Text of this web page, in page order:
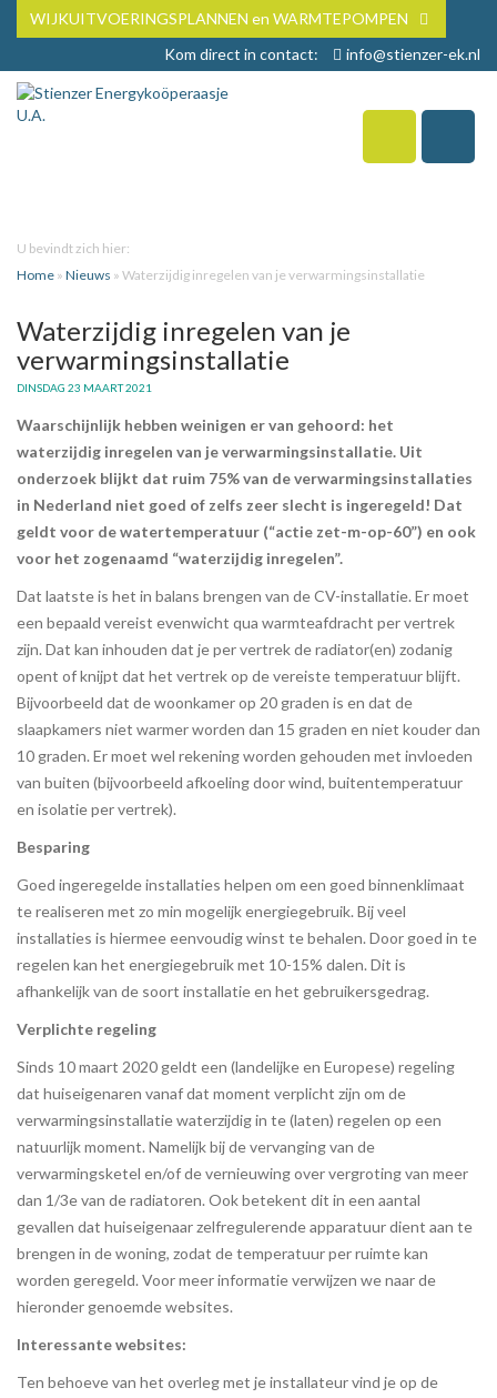
WIJKUITVOERINGSPLANNEN en WARMTEPOMPEN
Kom direct in contact:
info@stienzer-ek.nl
U bevindt zich hier:
Home » Nieuws » Waterzijdig inregelen van je verwarmingsinstallatie
Waterzijdig inregelen van je
verwarmingsinstallatie
DINSDAG 23 MAART 2021
Waarschijnlijk hebben weinigen er van gehoord: het
waterzijdig inregelen van je verwarmingsinstallatie. Uit
onderzoek blijkt dat ruim 75% van de verwarmingsinstallaties
in Nederland niet goed of zelfs zeer slecht is ingeregeld! Dat
geldt voor de watertemperatuur (“actie zet-m-op-60”) en ook
voor het zogenaamd “waterzijdig inregelen”.
Dat laatste is het in balans brengen van de CV-installatie. Er moet
een bepaald vereist evenwicht qua warmteafdracht per vertrek
zijn. Dat kan inhouden dat je per vertrek de radiator(en) zodanig
opent of knijpt dat het vertrek op de vereiste temperatuur blijft.
Bijvoorbeeld dat de woonkamer op 20 graden is en dat de
slaapkamers niet warmer worden dan 15 graden en niet kouder dan
10 graden. Er moet wel rekening worden gehouden met invloeden
van buiten (bijvoorbeeld afkoeling door wind, buitentemperatuur
en isolatie per vertrek).
Besparing
Goed ingeregelde installaties helpen om een goed binnenklimaat
te realiseren met zo min mogelijk energiegebruik. Bij veel
installaties is hiermee eenvoudig winst te behalen. Door goed in te
regelen kan het energiegebruik met 10-15% dalen. Dit is
afhankelijk van de soort installatie en het gebruikersgedrag.
Verplichte regeling
Sinds 10 maart 2020 geldt een (landelijke en Europese) regeling
dat huiseigenaren vanaf dat moment verplicht zijn om de
verwarmingsinstallatie waterzijdig in te (laten) regelen op een
natuurlijk moment. Namelijk bij de vervanging van de
verwarmingsketel en/of de vernieuwing over vergroting van meer
dan 1/3e van de radiatoren. Ook betekent dit in een aantal
gevallen dat huiseigenaar zelfregulerende apparatuur dient aan te
brengen in de woning, zodat de temperatuur per ruimte kan
worden geregeld. Voor meer informatie verwijzen we naar de
hieronder genoemde websites.
Interessante websites:
Ten behoeve van het overleg met je installateur vind je op de